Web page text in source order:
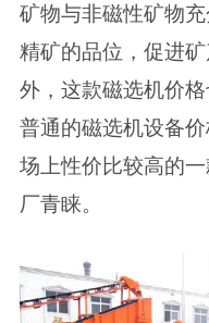
矿物与非磁性矿物
精矿的品位，促进
外，这款磁选机价
普通的磁选机设备
场上性价比较高的
厂青睐。